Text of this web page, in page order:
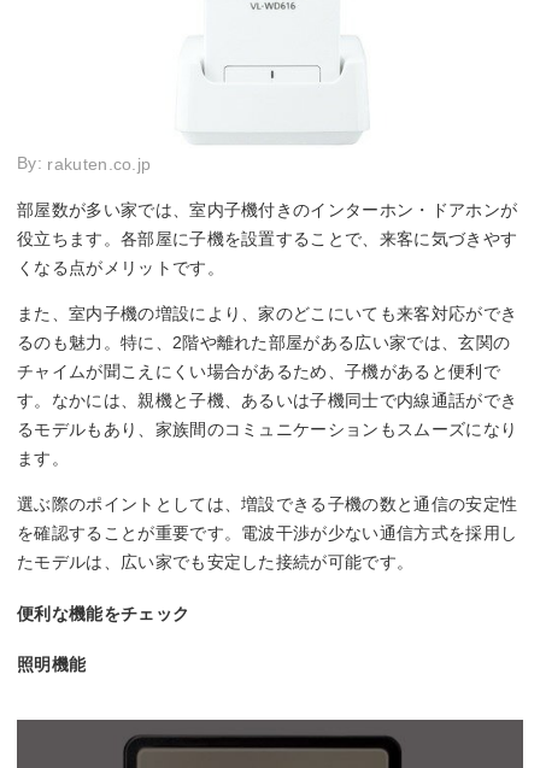
By: rakuten.co.jp
部屋数が多い家では、室内子機付きのインターホン・ドアホンが
役立ちます。各部屋に子機を設置することで、来客に気づきやす
くなる点がメリットです。
また、室内子機の増設により、家のどこにいても来客対応ができ
るのも魅力。特に、2階や離れた部屋がある広い家では、玄関の
チャイムが聞こえにくい場合があるため、子機があると便利で
す。なかには、親機と子機、あるいは子機同士で内線通話ができ
るモデルもあり、家族間のコミュニケーションもスムーズになり
ます。
選ぶ際のポイントとしては、増設できる子機の数と通信の安定性
を確認することが重要です。電波干渉が少ない通信方式を採用し
たモデルは、広い家でも安定した接続が可能です。
便利な機能をチェック
照明機能